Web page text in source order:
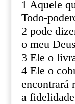
1 Aquele
Todo-
2 pode
o meu
3 Ele o
4 Ele o
encontrará
a